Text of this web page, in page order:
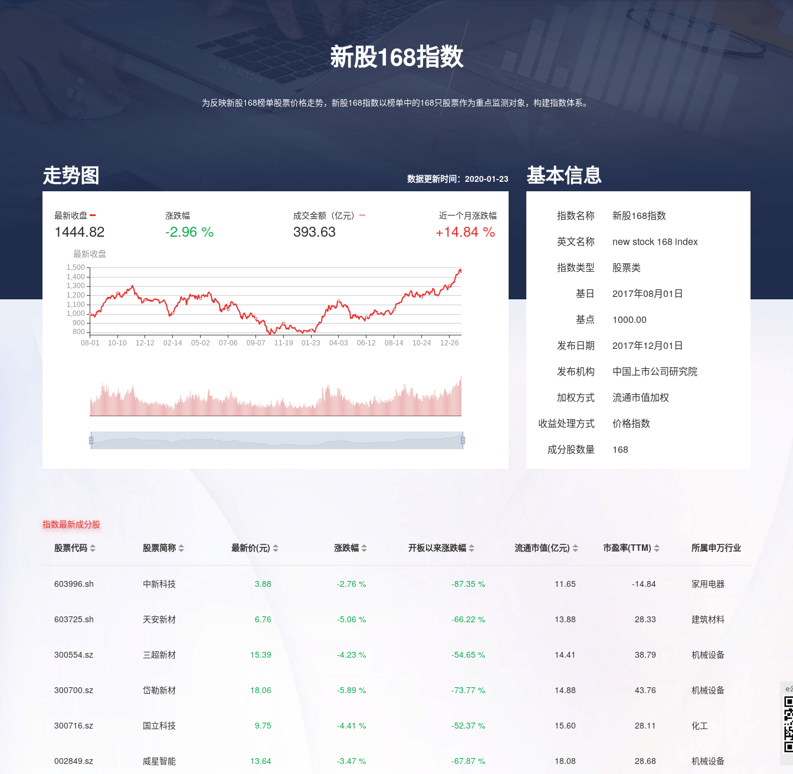
新股168指数
为反映新股168榜单股票价格走势，新股168指数以榜单中的168只股票作为重点监测对象，构建指数体系。
走势图 数据更新时间：2020-01-23
最新收盘
1444.82
涨跌幅
-2.96 %
成交金额（亿元）
393.63
近一个月涨跌幅
+14.84 %
基本信息
指数名称
新股168指数
英文名称
new stock 168 index
指数类型
股票类
基日
2017年08月01日
基点
1000.00
发布日期
2017年12月01日
发布机构
中国上市公司研究院
加权方式
流通市值加权
收益处理方式
价格指数
成分股数量
168
指数最新成分股
股票代码
股票简称 最新价(元) 涨跌幅 开板以来涨跌幅 流通市值(亿元) 市盈率(TTM) 所属申万行业
603996.sh 中新科技 3.88 -2.76 % -87.35 % 11.65 -14.84 家用电器
603725.sh 天安新材 6.76 -5.06 % -66.22 % 13.88 28.33 建筑材料
300554.sz 三超新材 15.39 -4.23 % -54.65 % 14.41 38.79 机械设备
300700.sz 岱勒新材 18.06 -5.89 % -73.77 % 14.88 43.76 机械设备
300716.sz 国立科技 9.75 -4.41 % -52.37 % 15.60 28.11 化工
002849.sz 威星智能 13.64 -3.47 % -67.87 % 18.08 28.68 机械设备